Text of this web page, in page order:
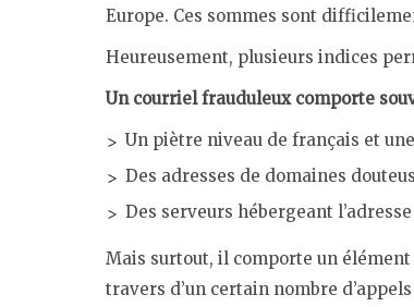
Europe. Ces sommes sont
Heureusement, plusieurs indices
Un courriel frauduleux comporte
Un piètre niveau de français et
Des adresses de domaines
Des serveurs hébergeant
Mais surtout, il comporte un
travers d’un certain nombre